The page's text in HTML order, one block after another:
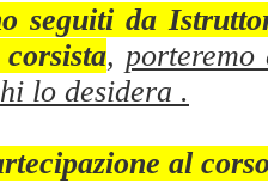
seguiti da
,
lo desidera .
al